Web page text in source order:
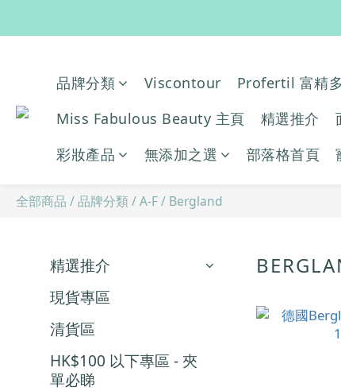
品牌分類 Viscontour Profertil 富精
Miss Fabulous Beauty 主頁
精選推介
彩妝產品
無添加之選 部落格首頁
全部商品 / 品牌分類/A-F/ Bergland
精選推介
現貨專區
清貨區
HK$100 以下專區 - 夾
單必睇